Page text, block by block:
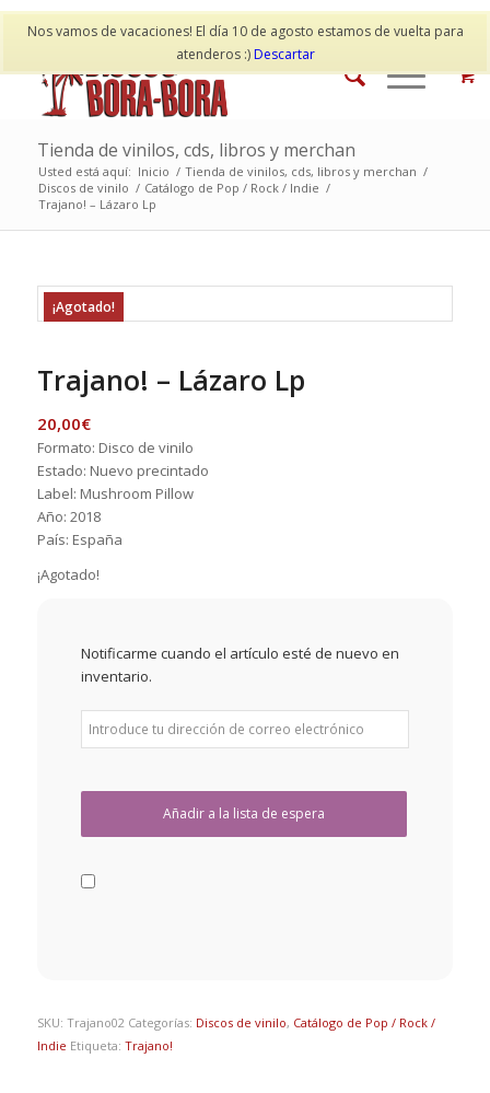
Nos vamos de vacaciones! El día 10 de agosto estamos de vuelta para
atenderos :)Descartar
Mi cuenta Contacto
Tienda de vinilos, cds, libros y merchan
Usted está aquí: Inicio / Tienda de vinilos, cds, libros y merchan /
Discos de vinilo / Catálogo de Pop / Rock / Indie /
Trajano! – Lázaro Lp
¡Agotado!
Trajano! – Lázaro Lp
20,00€
Formato: Disco de vinilo
Estado: Nuevo precintado
Label: Mushroom Pillow
Año: 2018
País: España
¡Agotado!
Notificarme cuando el artículo esté de nuevo en
inventario.
SKU: Trajano02 Categorías: Discos de vinilo, Catálogo de Pop / Rock /
Indie Etiqueta: Trajano!